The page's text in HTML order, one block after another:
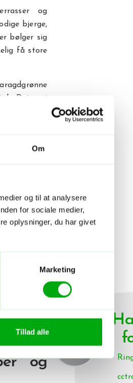
Om
og til at analysere
for sociale medier,
oplysninger, du har givet
Marketing
Tillad alle
og
bjerge,
bølger sig
få store
Det er i
Oplev livet
på både
mens
og